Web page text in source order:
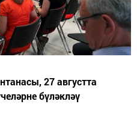
27 августта
бүләкләү